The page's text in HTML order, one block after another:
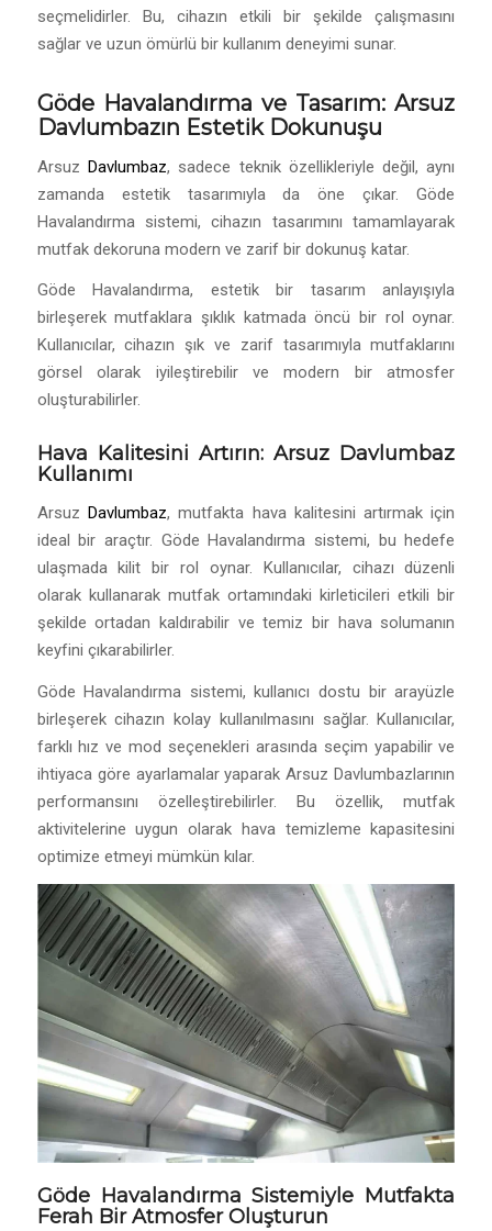
seçmelidirler. Bu, cihazın etkili bir şekilde çalışmasını
sağlar ve uzun ömürlü bir kullanım deneyimi sunar.
Göde Havalandırma ve Tasarım: Arsuz
Davlumbazın Estetik Dokunuşu
Arsuz Davlumbaz, sadece teknik özellikleriyle değil, aynı
zamanda estetik tasarımıyla da öne çıkar. Göde
Havalandırma sistemi, cihazın tasarımını tamamlayarak
mutfak dekoruna modern ve zarif bir dokunuş katar.
Göde Havalandırma, estetik bir tasarım anlayışıyla
birleşerek mutfaklara şıklık katmada öncü bir rol oynar.
Kullanıcılar, cihazın şık ve zarif tasarımıyla mutfaklarını
görsel olarak iyileştirebilir ve modern bir atmosfer
oluşturabilirler.
Hava Kalitesini Artırın: Arsuz Davlumbaz
Kullanımı
Arsuz Davlumbaz, mutfakta hava kalitesini artırmak için
ideal bir araçtır. Göde Havalandırma sistemi, bu hedefe
ulaşmada kilit bir rol oynar. Kullanıcılar, cihazı düzenli
olarak kullanarak mutfak ortamındaki kirleticileri etkili bir
şekilde ortadan kaldırabilir ve temiz bir hava solumanın
keyfini çıkarabilirler.
Göde Havalandırma sistemi, kullanıcı dostu bir arayüzle
birleşerek cihazın kolay kullanılmasını sağlar. Kullanıcılar,
farklı hız ve mod seçenekleri arasında seçim yapabilir ve
ihtiyaca göre ayarlamalar yaparak Arsuz Davlumbazlarının
performansını özelleştirebilirler. Bu özellik, mutfak
aktivitelerine uygun olarak hava temizleme kapasitesini
optimize etmeyi mümkün kılar.
Göde Havalandırma Sistemiyle Mutfakta
Ferah Bir Atmosfer Oluşturun